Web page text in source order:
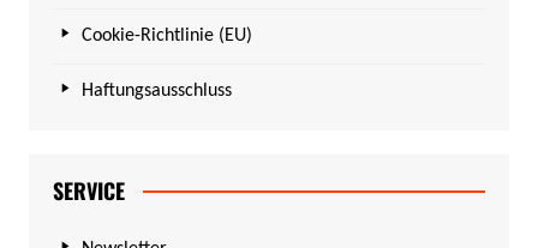
Cookie-Richtlinie (EU)
Haftungsausschluss
SERVICE